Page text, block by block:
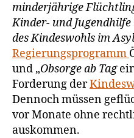
minderjährige
Kinder- und
des Kindeswohls im
Regierungsprogramm
und „Obsorge ab Tag
Forderung der
Dennoch müssen
vor Monate ohne
auskommen.